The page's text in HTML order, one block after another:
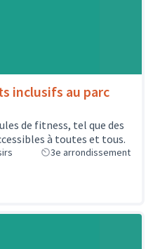
inclusifs au parc
de fitness, tel que des
à toutes et tous.
3e arrondissement